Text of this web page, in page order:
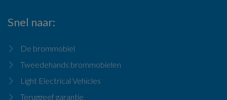
Snel naar
De brommobiel
Tweedehands brommobielen
Light Electrical Vehicles
Teruggeef garantie